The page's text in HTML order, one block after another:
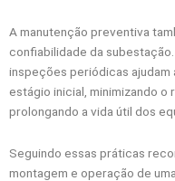
A manutenção preventiva
confiabilidade da
inspeções periódicas
estágio inicial, minimizando o
prolongando a vida útil dos
Seguindo essas práticas
montagem e operação de